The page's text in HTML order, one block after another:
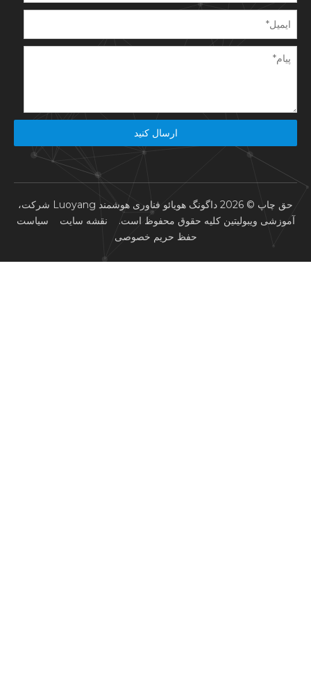
ارسال کنید
حق چاپ © 2026
داگونگ هویائو فناوری هوشمند Luoyang شرکت،
آموزشی ویبولیتین کلیه حقوق محفوظ است. نقشه سایت
سیاست
حفظ حریم خصوصی